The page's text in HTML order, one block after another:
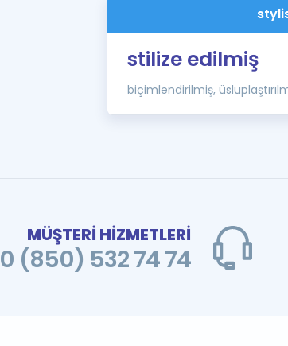
stilize edilmiş
biçimlendirilmiş,
MÜŞTERİ HİZMETLERİ
0 (850) 532 74 74